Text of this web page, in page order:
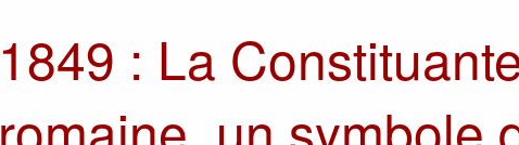
1849 : La